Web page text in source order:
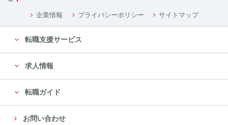
企業情報 プライバシーポリシー サイトマップ
転職支援サービス
求人情報
転職ガイド
お問い合わせ